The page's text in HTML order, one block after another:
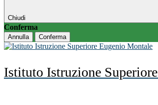
Chiudi
Conferma
Annulla Conferma
Istituto Istruzione Superiore